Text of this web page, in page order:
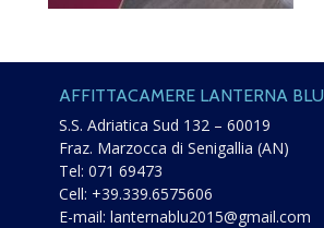
AFFITTACAMERE LANTERNA BLU
S.S. Adriatica Sud 132 – 60019
Fraz. Marzocca di Senigallia (AN)
Tel: 071 69473
Cell: +39.339.6575606
E-mail: lanternablu2015@gmail.com